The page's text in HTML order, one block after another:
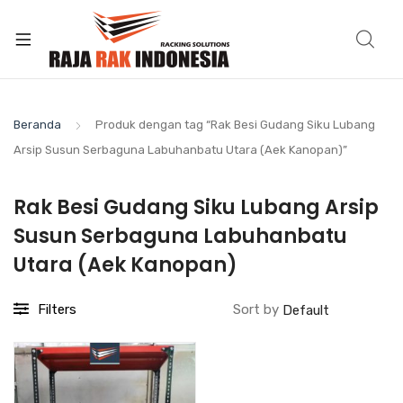
Beranda
Produk dengan tag “Rak Besi Gudang Siku Lubang
Arsip Susun Serbaguna Labuhanbatu Utara (Aek Kanopan)”
Rak Besi Gudang Siku Lubang Arsip
Susun Serbaguna Labuhanbatu
Utara (Aek Kanopan)
Filters Sort by